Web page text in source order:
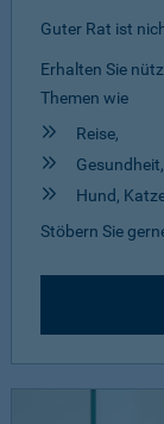
Guter Rat ist
Erhalten Sie
Themen wie
Reise,
Gesundheit,
Hund,
Stöbern Sie